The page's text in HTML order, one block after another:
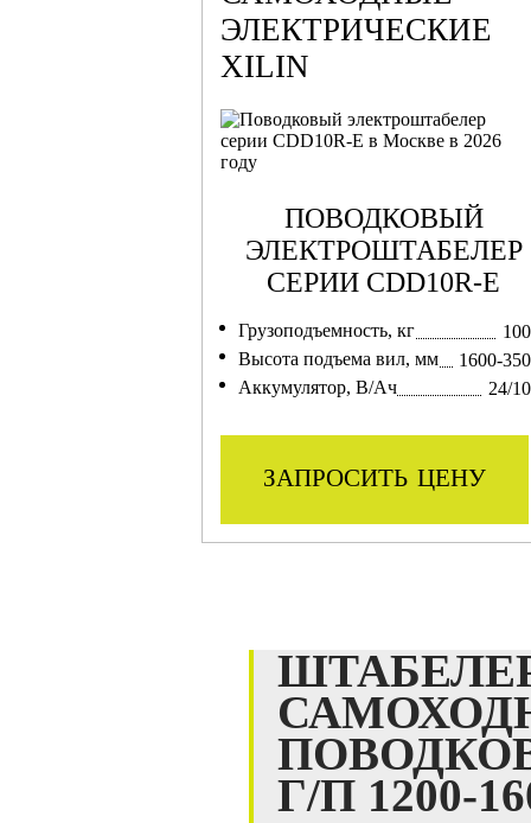
ЭЛЕКТРИЧЕСКИЕ
XILIN
ПОВОДКОВЫЙ
ЭЛЕКТРОШТАБЕЛЕР
СЕРИИ CDD10R-E
Грузоподъемность, кг
Высота подъема вил, мм
1600-
Аккумулятор, В/Ач
24/
запросить цену
Г/П 1200-